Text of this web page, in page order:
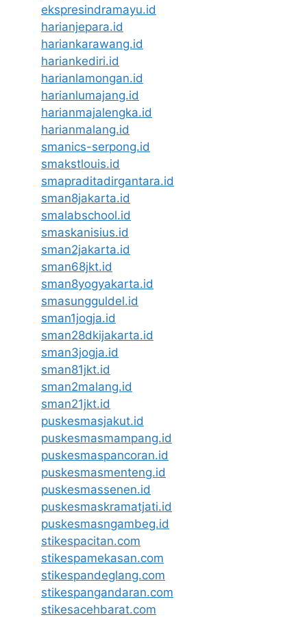
ekspresindramayu.id
harianjepara.id
hariankarawang.id
hariankediri.id
harianlamongan.id
harianlumajang.id
harianmajalengka.id
harianmalang.id
smanics-serpong.id
smakstlouis.id
smapraditadirgantara.id
sman8jakarta.id
smalabschool.id
smaskanisius.id
sman2jakarta.id
sman68jkt.id
sman8yogyakarta.id
smasungguldel.id
sman1jogja.id
sman28dkijakarta.id
sman3jogja.id
sman81jkt.id
sman2malang.id
sman21jkt.id
puskesmasjakut.id
puskesmasmampang.id
puskesmaspancoran.id
puskesmasmenteng.id
puskesmassenen.id
puskesmaskramatjati.id
puskesmasngambeg.id
stikespacitan.com
stikespamekasan.com
stikespandeglang.com
stikespangandaran.com
stikesacehbarat.com